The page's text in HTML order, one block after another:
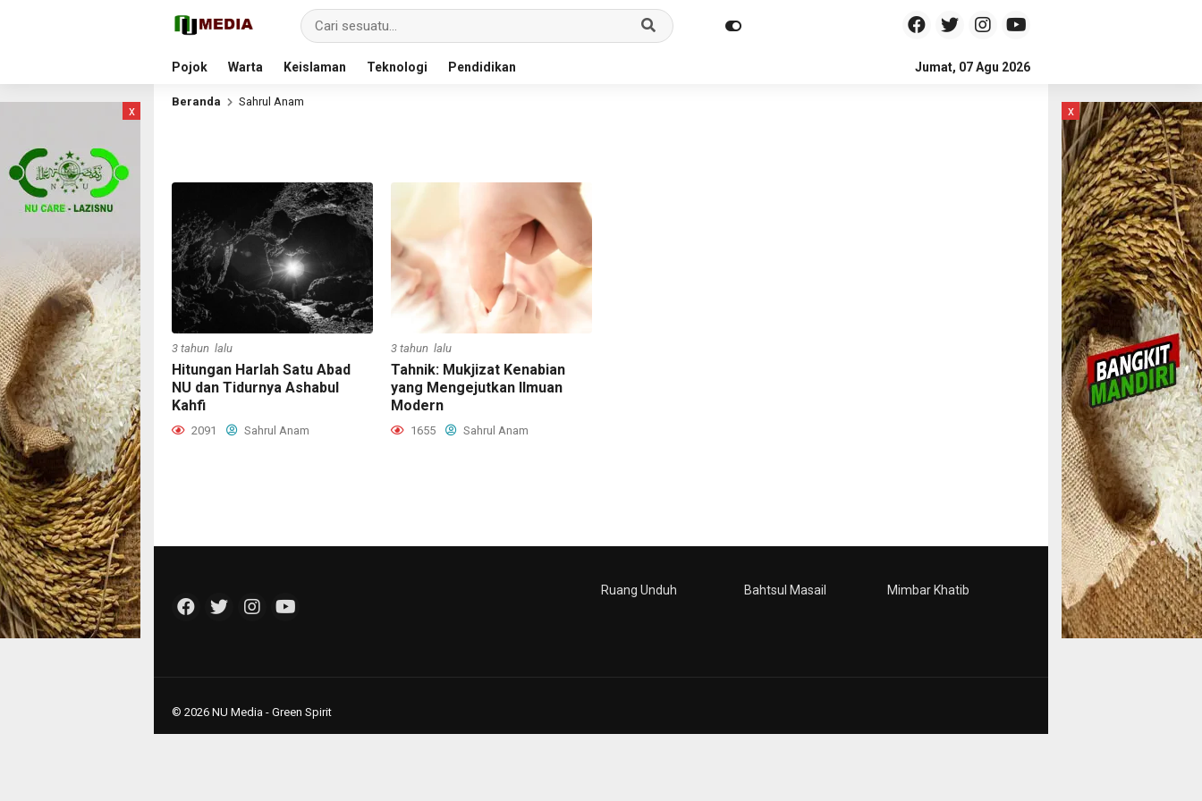
Pojok Warta Keislaman Teknologi Pendidikan Jumat, 07 Agu 2026
x
Beranda Sahrul Anam
3 tahun lalu
Hitungan Harlah Satu Abad
NU dan Tidurnya Ashabul
Kahfi
2091 Sahrul Anam
3 tahun lalu
Tahnik: Mukjizat Kenabian
yang Mengejutkan Ilmuan
Modern
1655 Sahrul Anam
x
Ruang Unduh Bahtsul Masail Mimbar Khatib
© 2026 NU Media - Green Spirit